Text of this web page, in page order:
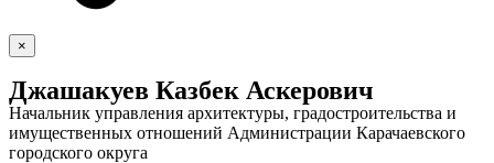
×
Джашакуев Казбек Аскерович
Начальник управления архитектуры, градостроительства и
имущественных отношений Администрации Карачаевского
городского округа